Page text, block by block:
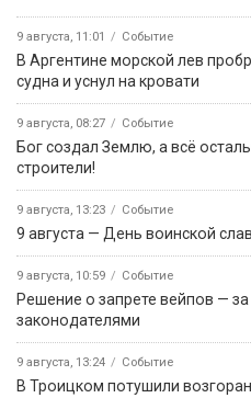
9 августа, 11:01 Событие
В Аргентине морской лев
судна и уснул на кровати
9 августа, 08:27 Событие
Бог создал Землю, а всё
строители!
9 августа, 13:23 Событие
9 августа — День воинской
9 августа, 10:59 Событие
Решение о запрете вейпов —
законодателями
9 августа, 13:24 Событие
В Троицком потушили